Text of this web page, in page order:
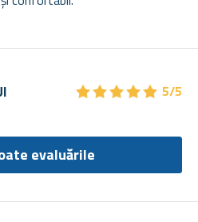
★★★★★
★★★★★ 5/5
evaluările